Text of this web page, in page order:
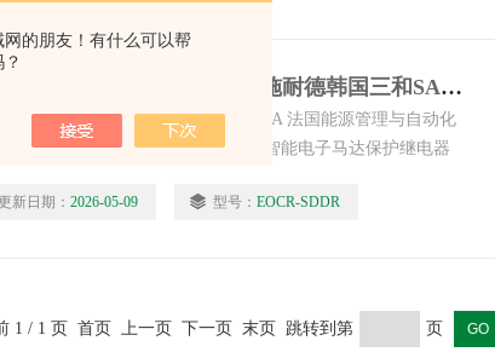
网的朋友！有什么可以帮
EOCR-SDDREOCR晃电保护器施耐德韩国三和SAMWHA
晃电保护器施耐德韩国三和SAMWHA 法国能源管理与自动化
耐德电气星期一表示，韩国制造的智能电子马达保护继电器
销*副部长李昌根及工厂职员等参加纪念仪式。
新日期： 2026-05-09 型号： EOCR-SDDR
1 / 1 页 首页 上一页 下一页 末页 跳转到第 页